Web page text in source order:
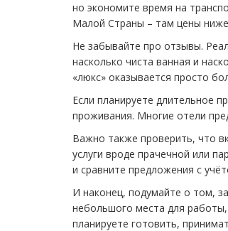
но экономите время на
Малой Страны – там цены
Не забывайте про отзывы.
насколько чиста ванная и
«люкс» оказывается просто
Если планируете длительное
проживания. Многие отели
Важно также проверить, что
услуги вроде прачечной или
и сравните предложения с
И наконец, подумайте о том,
небольшого места для
планируете готовить,